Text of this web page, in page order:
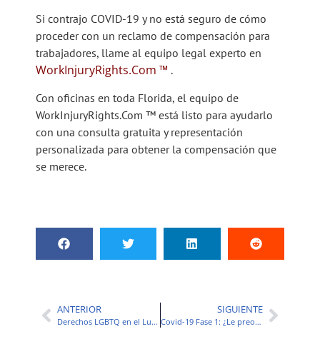
Si contrajo COVID-19 y no está seguro de cómo
proceder con un reclamo de compensación para
trabajadores, llame al equipo legal experto en
WorkInjuryRights.Com ™ .
Con oficinas en toda Florida, el equipo de
WorkInjuryRights.Com ™ está listo para ayudarlo
con una consulta gratuita y representación
personalizada para obtener la compensación que
se merece.
ANTERIOR
Derechos LGBTQ en el Lugar de Trabajo Después del Fallo de la Corte Suprema de EE. UU.
SIGUIENTE
Covid-19 Fase 1: ¿Le preocupa volver al trabajo?